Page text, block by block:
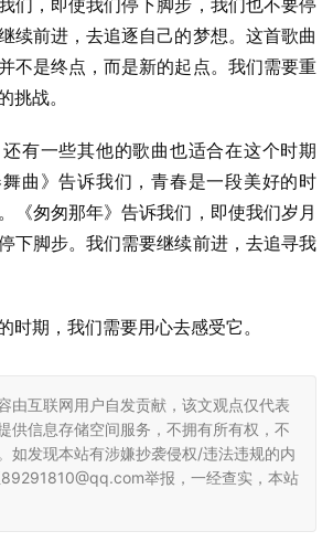
们，即使我们停下脚步，我们也不要停
续前进，去追逐自己的梦想。这首歌曲
不是终点，而是新的起点。我们需要重
挑战。
有一些其他的歌曲也适合在这个时期
曲》告诉我们，青春是一段美好的时
《匆匆那年》告诉我们，即使我们岁月
下脚步。我们需要继续前进，去追寻我
时期，我们需要用心去感受它。
由互联网用户自发贡献，该文观点仅代表
供信息存储空间服务，不拥有所有权，不
如发现本站有涉嫌抄袭侵权/违法违规的内
举报，一经查实，本站